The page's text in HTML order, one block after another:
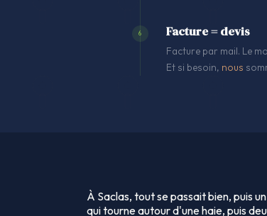
6 Facture = devis
Facture par mail. Le
Et si besoin, nous
À Saclas, tout se passait bien, puis
qui tourne autour d'une haie, puis